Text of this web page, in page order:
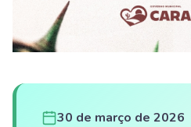
30 de março de 2026